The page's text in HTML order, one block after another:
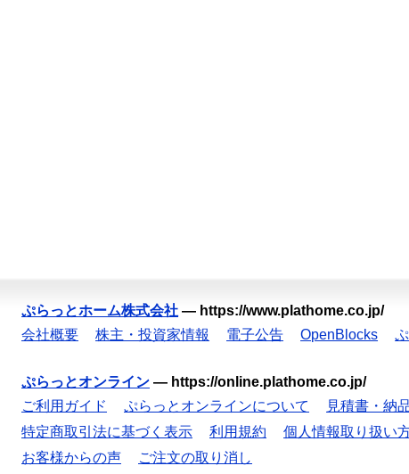
ぷらっとホーム株式会社 — https://www.plathome.co.jp/
会社概要
株主・投資家情報 電子公告 OpenBlocks
ぷらっとオンライン — https://online.plathome.co.jp/
ご利用ガイド
ぷらっとオンラインについて 見積書・納
特定商取引法に基づく表示
利用規約 個人情報取り扱い
お客様からの声
ご注文の取り消し